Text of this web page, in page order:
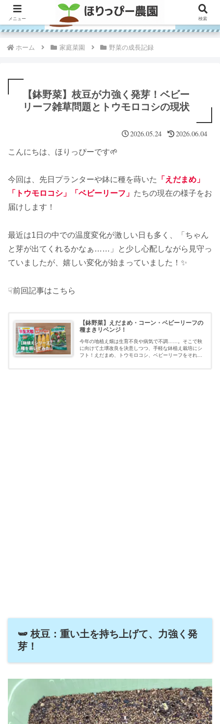
ホーム 家庭菜園 野菜の成長記録
【鉢野菜】枝豆が力強く発芽！ベビー
リーフ雑草問題とトウモロコシの現状
2026.05.24 2026.06.04
こんにちは、ほりっぴーです🌱
今回は、先日プランターや鉢に種を蒔いた
「えだまめ」
「トウモロコシ」「ベビーリーフ」 たちの現在の様子をお
届けします！
最近は1日の中での温度変化が激しい日も多く、「ちゃん
と芽が出てくれるかなぁ……」と少し心配しながら見守っ
ていましたが、嬉しい変化が始まっていました！✨
☟前回記事はこちら
【鉢野菜】えだまめ・コーン・ベビーリーフの
種まきリベンジ！
今年の地植え畑は生育不良や病気で不調……。そこで秋
に向けて土壌改良を決意しつつ、手軽な鉢植え栽培にシ
フト！えだまめ、トウモロコシ、ベビーリーフをそれぞ
🫛 枝豆：重い土を持ち上げて、力強く発
芽！
メニュー 検索